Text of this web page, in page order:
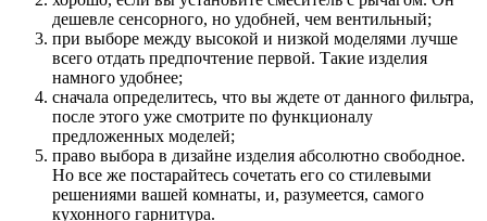
дешевле сенсорного, но удобней, чем вентильный;
при выборе между высокой и низкой моделями лучше
всего отдать предпочтение первой. Такие изделия
намного удобнее;
сначала определитесь, что вы ждете от данного фильтра,
после этого уже смотрите по функционалу
предложенных моделей;
право выбора в дизайне изделия абсолютно свободное.
Но все же постарайтесь сочетать его со стилевыми
решениями вашей комнаты, и, разумеется, самого
кухонного гарнитура.